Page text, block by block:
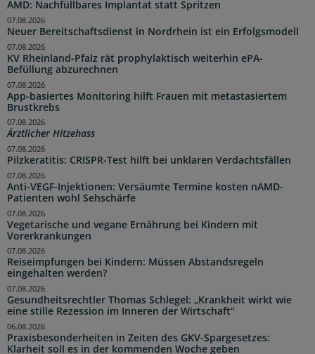
AMD: Nachfüllbares Implantat statt Spritzen
Neuer Bereitschaftsdienst in Nordrhein ist ein Erfolgsmodell
07.08.2026
KV Rheinland-Pfalz rät prophylaktisch weiterhin ePA-
Befüllung abzurechnen
07.08.2026
App-basiertes Monitoring hilft Frauen mit metastasiertem
Brustkrebs
07.08.2026
Ärztlicher Hitzehass
07.08.2026
Pilzkeratitis: CRISPR-Test hilft bei unklaren Verdachtsfällen
07.08.2026
Anti-VEGF-Injektionen: Versäumte Termine kosten nAMD-
Patienten wohl Sehschärfe
07.08.2026
Vegetarische und vegane Ernährung bei Kindern mit
Vorerkrankungen
07.08.2026
Reiseimpfungen bei Kindern: Müssen Abstandsregeln
eingehalten werden?
07.08.2026
Gesundheitsrechtler Thomas Schlegel: „Krankheit wirkt wie
eine stille Rezession im Inneren der Wirtschaft“
07.08.2026
Praxisbesonderheiten in Zeiten des GKV-Spargesetzes:
Klarheit soll es in der kommenden Woche geben
06.08.2026